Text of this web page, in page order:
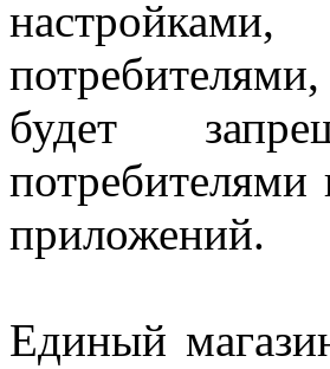
будет
потребителями
приложений.
Единый